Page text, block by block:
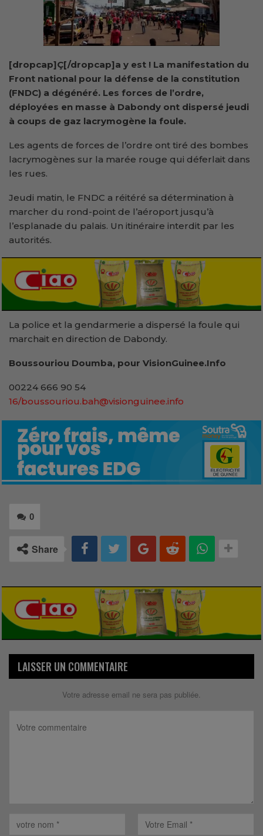
[dropcap]Ç[/dropcap]a y est ! La manifestation du
Front national pour la défense de la constitution
(FNDC) a dégénéré. Les forces de l’ordre,
déployées en masse à Dabondy ont dispersé jeudi
à coups de gaz lacrymogène la foule.
Les agents de forces de l’ordre ont tiré des bombes
lacrymogènes sur la marée rouge qui déferlait dans
les rues.
Jeudi matin, le FNDC a réitéré sa détermination à
marcher du rond-point de l’aéroport jusqu’à
l’esplanade du palais. Un itinéraire interdit par les
autorités.
La police et la gendarmerie a dispersé la foule qui
marchait en direction de Dabondy.
Boussouriou Doumba, pour VisionGuinee.Info
00224 666 90 54
16/boussouriou.bah@visionguinee.info
0
Share
LAISSER UN COMMENTAIRE
Votre adresse email ne sera pas publiée.